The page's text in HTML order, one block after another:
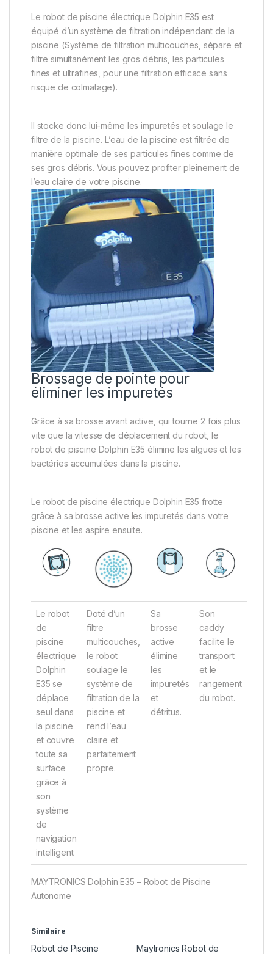
Le robot de piscine électrique Dolphin E35 est
équipé d’un système de filtration indépendant de la
piscine (Système de filtration multicouches, sépare et
filtre simultanément les gros débris, les particules
fines et ultrafines, pour une filtration efficace sans
risque de colmatage).
Il stocke donc lui-même les impuretés et soulage le
filtre de la piscine. L’eau de la piscine est filtrée de
manière optimale de ses particules fines comme de
ses gros débris. Vous pouvez profiter pleinement de
l’eau claire de votre piscine.
Brossage de pointe pour
éliminer les impuretés
Grâce à sa brosse avant active, qui tourne 2 fois plus
vite que la vitesse de déplacement du robot, le
robot de piscine Dolphin E35 élimine les algues et les
bactéries accumulées dans la piscine.
Le robot de piscine électrique Dolphin E35 frotte
grâce à sa brosse active les impuretés dans votre
piscine et les aspire ensuite.
Le robot
de
piscine
électrique
Dolphin
E35 se
déplace
seul dans
la piscine
et couvre
toute sa
surface
grâce à
son
système
de
navigation
intelligent.
Doté d’un
filtre
multicouches,
le robot
soulage le
système de
filtration de la
piscine et
rend l’eau
claire et
parfaitement
propre.
Sa
brosse
active
élimine
les
impuretés
et
détritus.
Son
caddy
facilite le
transport
et le
rangement
du robot.
MAYTRONICS Dolphin E35 – Robot de Piscine
Autonome
Similaire
Robot de Piscine
Maytronics Robot de